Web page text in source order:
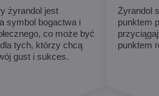
żyrandol jest
symbol bogactwa i
co może być
tych, którzy chcą
gust i sukces.
Żyrandol
punktem
punktem